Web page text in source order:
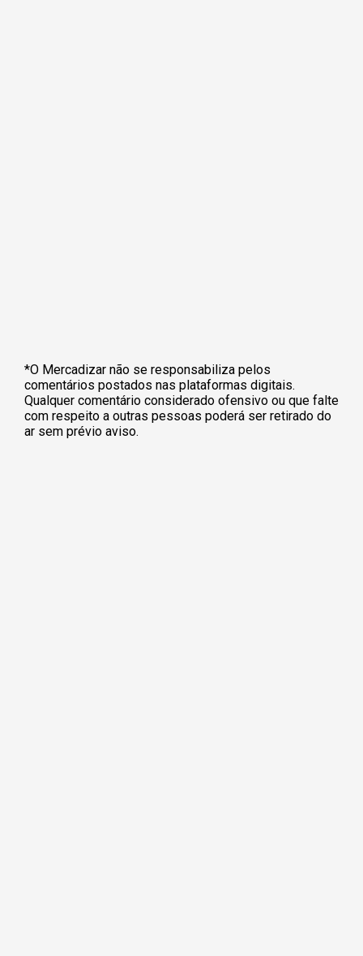
*O Mercadizar não se responsabiliza pelos
comentários postados nas plataformas digitais.
Qualquer comentário considerado ofensivo ou que falte
com respeito a outras pessoas poderá ser retirado do
ar sem prévio aviso.